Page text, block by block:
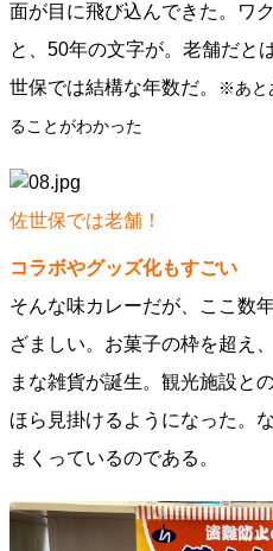
面が目に飛び込んできた。ワ
と、50年の文字が。老舗だと
世保では結構な年数だ。
※あと
ることがわかった
佐世保では老舗！
コラボやグッズ化もすごい
そんな味カレーだが、ここ数
ざましい。お菓子の枠を超え
まな雑貨が誕生。観光施設と
ほら見掛けるようになった。
まくっているのである。